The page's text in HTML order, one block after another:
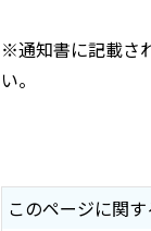
※通知書に記載さ
い。
このページに関